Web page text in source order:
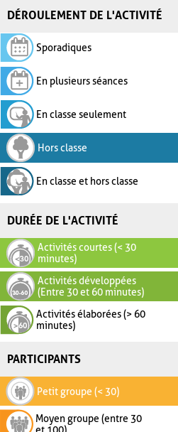
DÉROULEMENT DE L'ACTIVITÉ
Sporadiques
En plusieurs séances
En classe seulement
Hors classe
En classe et hors classe
DURÉE DE L'ACTIVITÉ
Activités courtes (< 30
minutes)
Activités développées
(Entre 30 et 60 minutes)
Activités élaborées (> 60
minutes)
PARTICIPANTS
Petit groupe (< 30)
Moyen groupe (entre 30
et 100)